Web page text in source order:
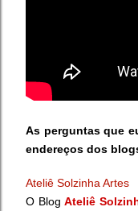
As perguntas que
endereços dos
Ateliê Solzinha Artes
O BlogAteliê